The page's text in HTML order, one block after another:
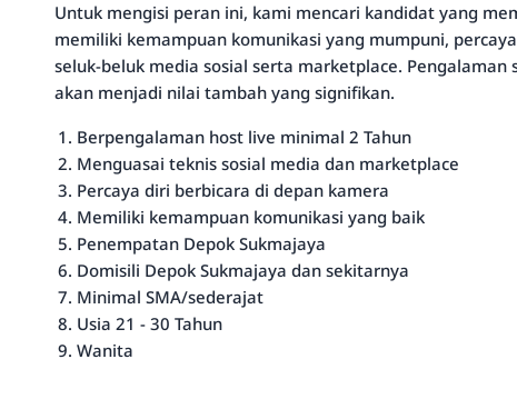
Untuk mengisi peran ini, kami mencari kandidat yang
memiliki kemampuan komunikasi yang mumpuni,
seluk-beluk media sosial serta marketplace.
akan menjadi nilai tambah yang signifikan.
Berpengalaman host live minimal 2 Tahun
Menguasai teknis sosial media dan marketplace
Percaya diri berbicara di depan kamera
Memiliki kemampuan komunikasi yang baik
Penempatan Depok Sukmajaya
Domisili Depok Sukmajaya dan sekitarnya
Minimal SMA/sederajat
Usia 21 - 30 Tahun
Wanita